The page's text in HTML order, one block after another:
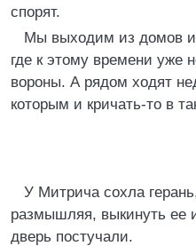
спорят.
Мы выходим из домов
где к этому времени уже
вороны. А рядом ходят
которым и кричать-то в
У Митрича сохла
размышляя, выкинуть ее
дверь постучали.